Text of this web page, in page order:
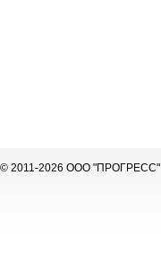
© 2011-2026 ООО "ПРОГРЕСС"